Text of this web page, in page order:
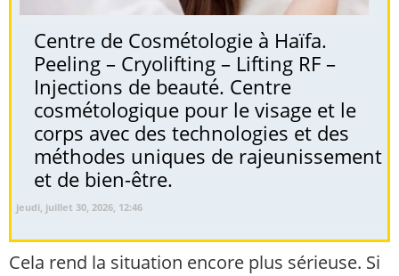
Centre de Cosmétologie à Haïfa.
Peeling – Cryolifting – Lifting RF –
Injections de beauté. Centre
cosmétologique pour le visage et le
corps avec des technologies et des
méthodes uniques de rajeunissement
et de bien-être.
jeudi, juillet 30, 2026, 12:46
Cela rend la situation encore plus sérieuse. Si